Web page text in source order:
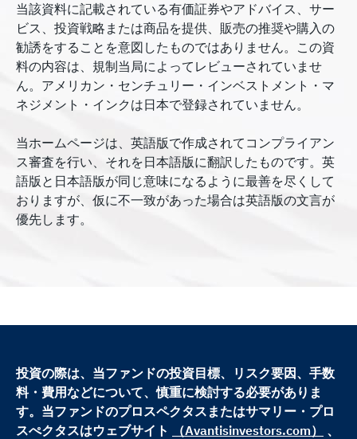
当該資料に記載されている有価証券やアドバイス、サー
ビス、投資戦略または商品を提供、販売の推奨や購入の
勧誘をすることを意図したものではありません。この資
料の内容は、規制当局によってレビューされていませ
ん。アメリカン・センチュリー・インベストメント・マ
ネジメント・インクは日本で登録されていません。
当ホームページは、英語版で作成されてコンプライアン
ス審査を行い、それを日本語版に翻訳したものです。英
語版と日本語版が同じ意味になるように最善を尽くして
おりますが、仮に不一致があった場合は英語版の文言が
優先します。
投資の際は、当ファンドの投資目標、リスク要因、手数
料・費用などについて、慎重に検討する必要がありま
す。当ファンドのプロスペクタスまたはサマリー・プロ
スぺクタスはウェブサイト
（Avantisinvestors.com）
、